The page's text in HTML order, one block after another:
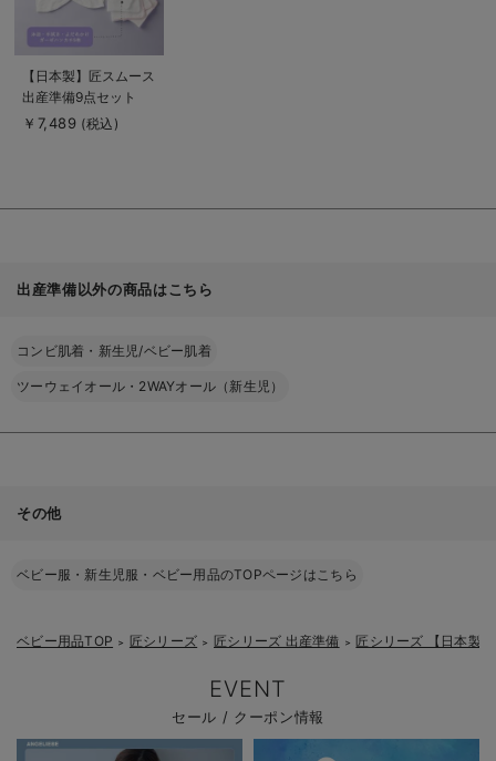
商
品
詳
を
【日本製】匠スムース
出産準備9点セット
￥7,489 (税込)
出産準備以外の商品はこちら
コンビ肌着・新生児/ベビー肌着
ツーウェイオール・2WAYオール（新生児）
その他
ベビー服・新生児服・ベビー用品のTOPページはこちら
ベビー用品TOP ＞ 匠シリーズ ＞ 匠シリーズ 出産準備 ＞ 匠シリーズ 【日本製
EVENT
セール / クーポン情報